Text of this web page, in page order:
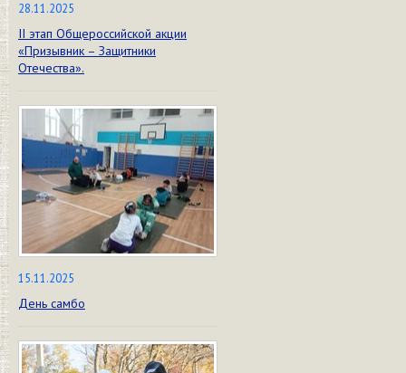
28.11.2025
II этап Общероссийской акции
«Призывник – Защитники
Отечества».
15.11.2025
День самбо